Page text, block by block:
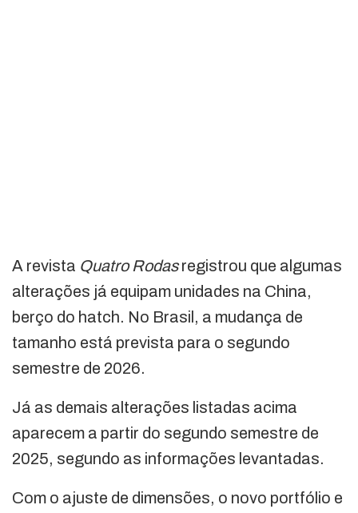
A revista Quatro Rodasregistrou que algumas
alterações já equipam unidades na China,
berço do hatch. No Brasil, a mudança de
tamanho está prevista para o segundo
semestre de 2026.
Já as demais alterações listadas acima
aparecem a partir do segundo semestre de
2025, segundo as informações levantadas.
Com o ajuste de dimensões, o novo portfólio e